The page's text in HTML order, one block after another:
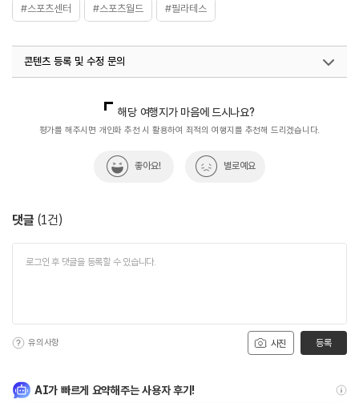
#스포츠센터 #스포츠월드 #필라테스
콘텐츠 등록 및 수정 문의
해당 여행지가 마음에 드시나요?
평가를 해주시면 개인화 추천 시 활용하여 최적의 여행지를 추천해 드리겠습니다.
좋아요! 별로예요
댓글 (1건)
사진
유의사항 등록
AI가 빠르게 요약해주는 사용자 후기!